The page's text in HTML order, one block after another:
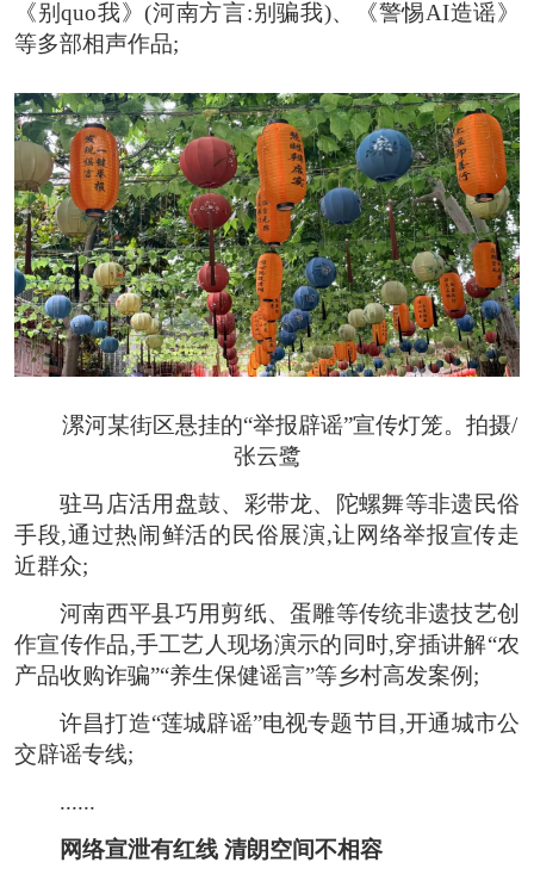
《别quo我》(河南方言:别骗我)、《警惕AI造谣》
等多部相声作品;
漯河某街区悬挂的“举报辟谣”宣传灯笼。拍摄/
张云鹭
驻马店活用盘鼓、彩带龙、陀螺舞等非遗民俗
手段,通过热闹鲜活的民俗展演,让网络举报宣传走
近群众;
河南西平县巧用剪纸、蛋雕等传统非遗技艺创
作宣传作品,手工艺人现场演示的同时,穿插讲解“农
产品收购诈骗”“养生保健谣言”等乡村高发案例;
许昌打造“莲城辟谣”电视专题节目,开通城市公
交辟谣专线;
......
网络宣泄有红线 清朗空间不相容